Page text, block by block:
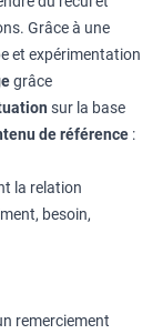
Grâce à une
et expérimentation
grâce
sur la base
de référence :
la relation
besoin,
remerciement